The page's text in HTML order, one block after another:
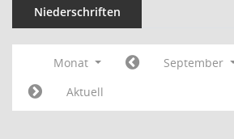
Niederschriften
Monat September
Aktuell